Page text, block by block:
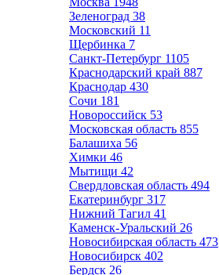
Зеленоград 38
Московский 11
Щербинка 7
Санкт-Петербург 1105
Краснодарский край 887
Краснодар 430
Сочи 181
Новороссийск 53
Московская область 855
Балашиха 56
Химки 46
Мытищи 42
Свердловская область 494
Екатеринбург 317
Нижний Тагил 41
Каменск-Уральский 26
Новосибирская область 473
Новосибирск 402
Бердск 26